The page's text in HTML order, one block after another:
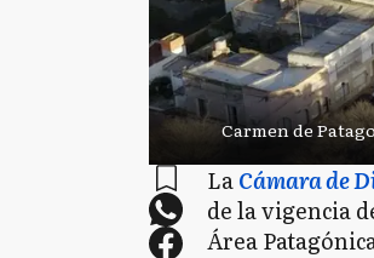
Carmen de
LaCámara de
de la vigencia
Área